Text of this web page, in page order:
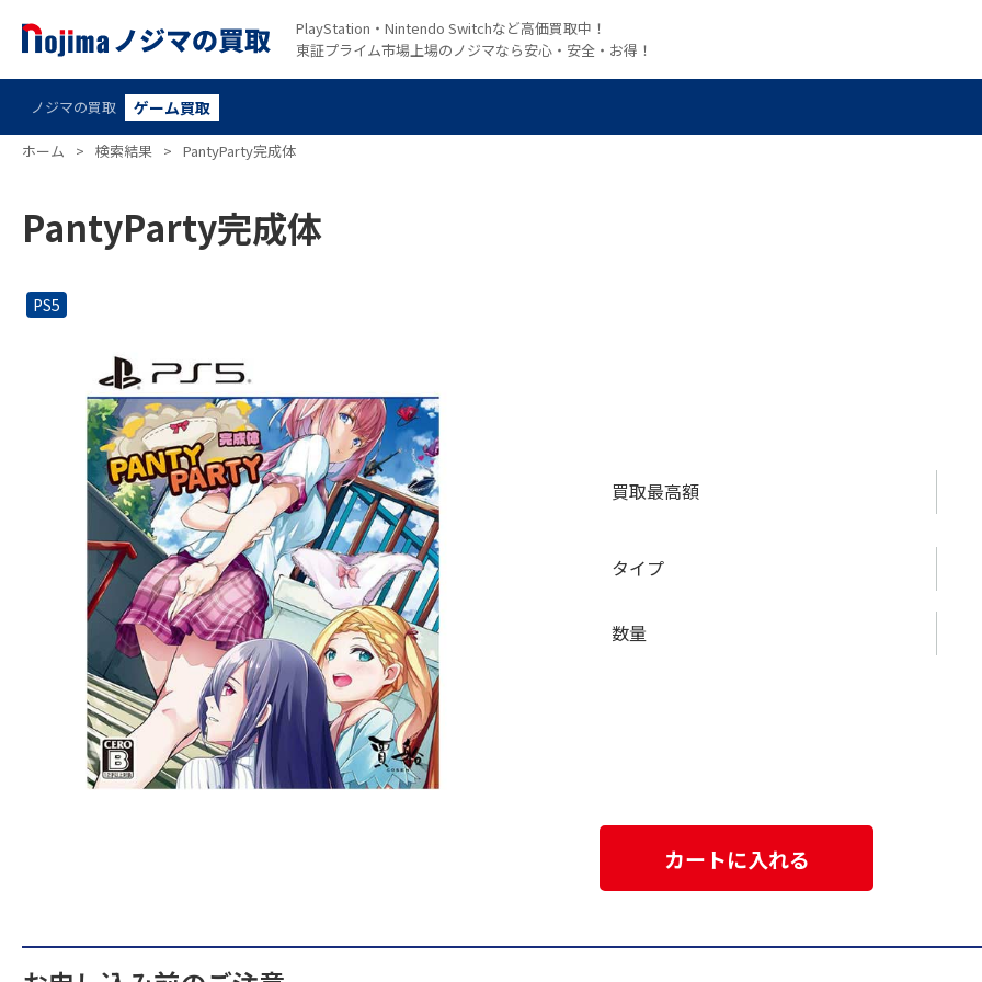
PlayStation・Nintendo Switchなど高価買取中！
東証プライム市場上場のノジマなら安心・安全・お得！
ノジマの買取 ゲーム買取
ホーム > 検索結果 > PantyParty完成体
PantyParty完成体
PS5
買取最高額
タイプ
数量
カートに入れる